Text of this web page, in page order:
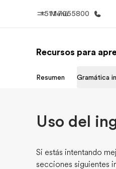
Menú
+51 1 7055800
Inicio
Recursos para
Resumen Gramática
Uso del
Si estás intentando
secciones siguientes